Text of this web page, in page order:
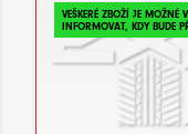
VEŠKERÉ ZBOŽÍ JE MOŽNÉ
INFORMOVAT, KDY BUDE